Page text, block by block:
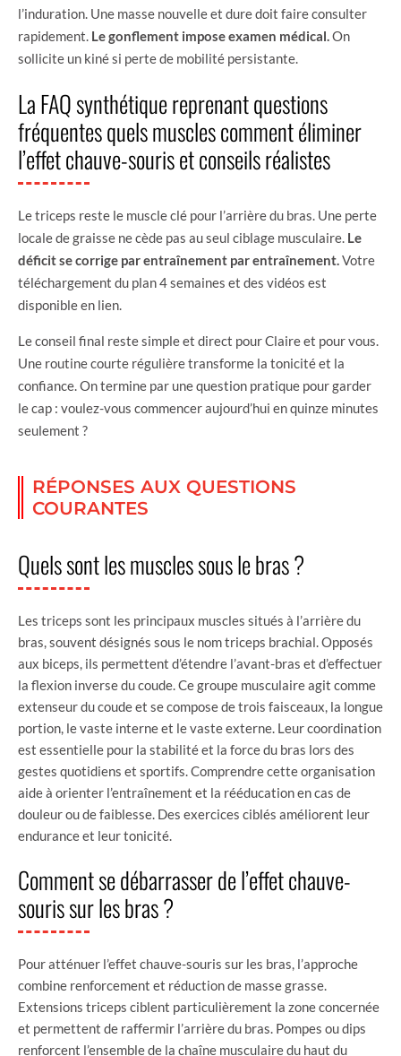
l’induration. Une masse nouvelle et dure doit faire consulter
rapidement. Le gonflement impose examen médical. On
sollicite un kiné si perte de mobilité persistante.
La FAQ synthétique reprenant questions
fréquentes quels muscles comment éliminer
l’effet chauve-souris et conseils réalistes
Le triceps reste le muscle clé pour l’arrière du bras. Une perte
locale de graisse ne cède pas au seul ciblage musculaire. Le
déficit se corrige par entraînement par entraînement. Votre
téléchargement du plan 4 semaines et des vidéos est
disponible en lien.
Le conseil final reste simple et direct pour Claire et pour vous.
Une routine courte régulière transforme la tonicité et la
confiance. On termine par une question pratique pour garder
le cap : voulez-vous commencer aujourd’hui en quinze minutes
seulement ?
RÉPONSES AUX QUESTIONS
COURANTES
Quels sont les muscles sous le bras ?
Les triceps sont les principaux muscles situés à l’arrière du
bras, souvent désignés sous le nom triceps brachial. Opposés
aux biceps, ils permettent d’étendre l’avant-bras et d’effectuer
la flexion inverse du coude. Ce groupe musculaire agit comme
extenseur du coude et se compose de trois faisceaux, la longue
portion, le vaste interne et le vaste externe. Leur coordination
est essentielle pour la stabilité et la force du bras lors des
gestes quotidiens et sportifs. Comprendre cette organisation
aide à orienter l’entraînement et la rééducation en cas de
douleur ou de faiblesse. Des exercices ciblés améliorent leur
endurance et leur tonicité.
Comment se débarrasser de l’effet chauve-
souris sur les bras ?
Pour atténuer l’effet chauve-souris sur les bras, l’approche
combine renforcement et réduction de masse grasse.
Extensions triceps ciblent particulièrement la zone concernée
et permettent de raffermir l’arrière du bras. Pompes ou dips
renforcent l’ensemble de la chaîne musculaire du haut du